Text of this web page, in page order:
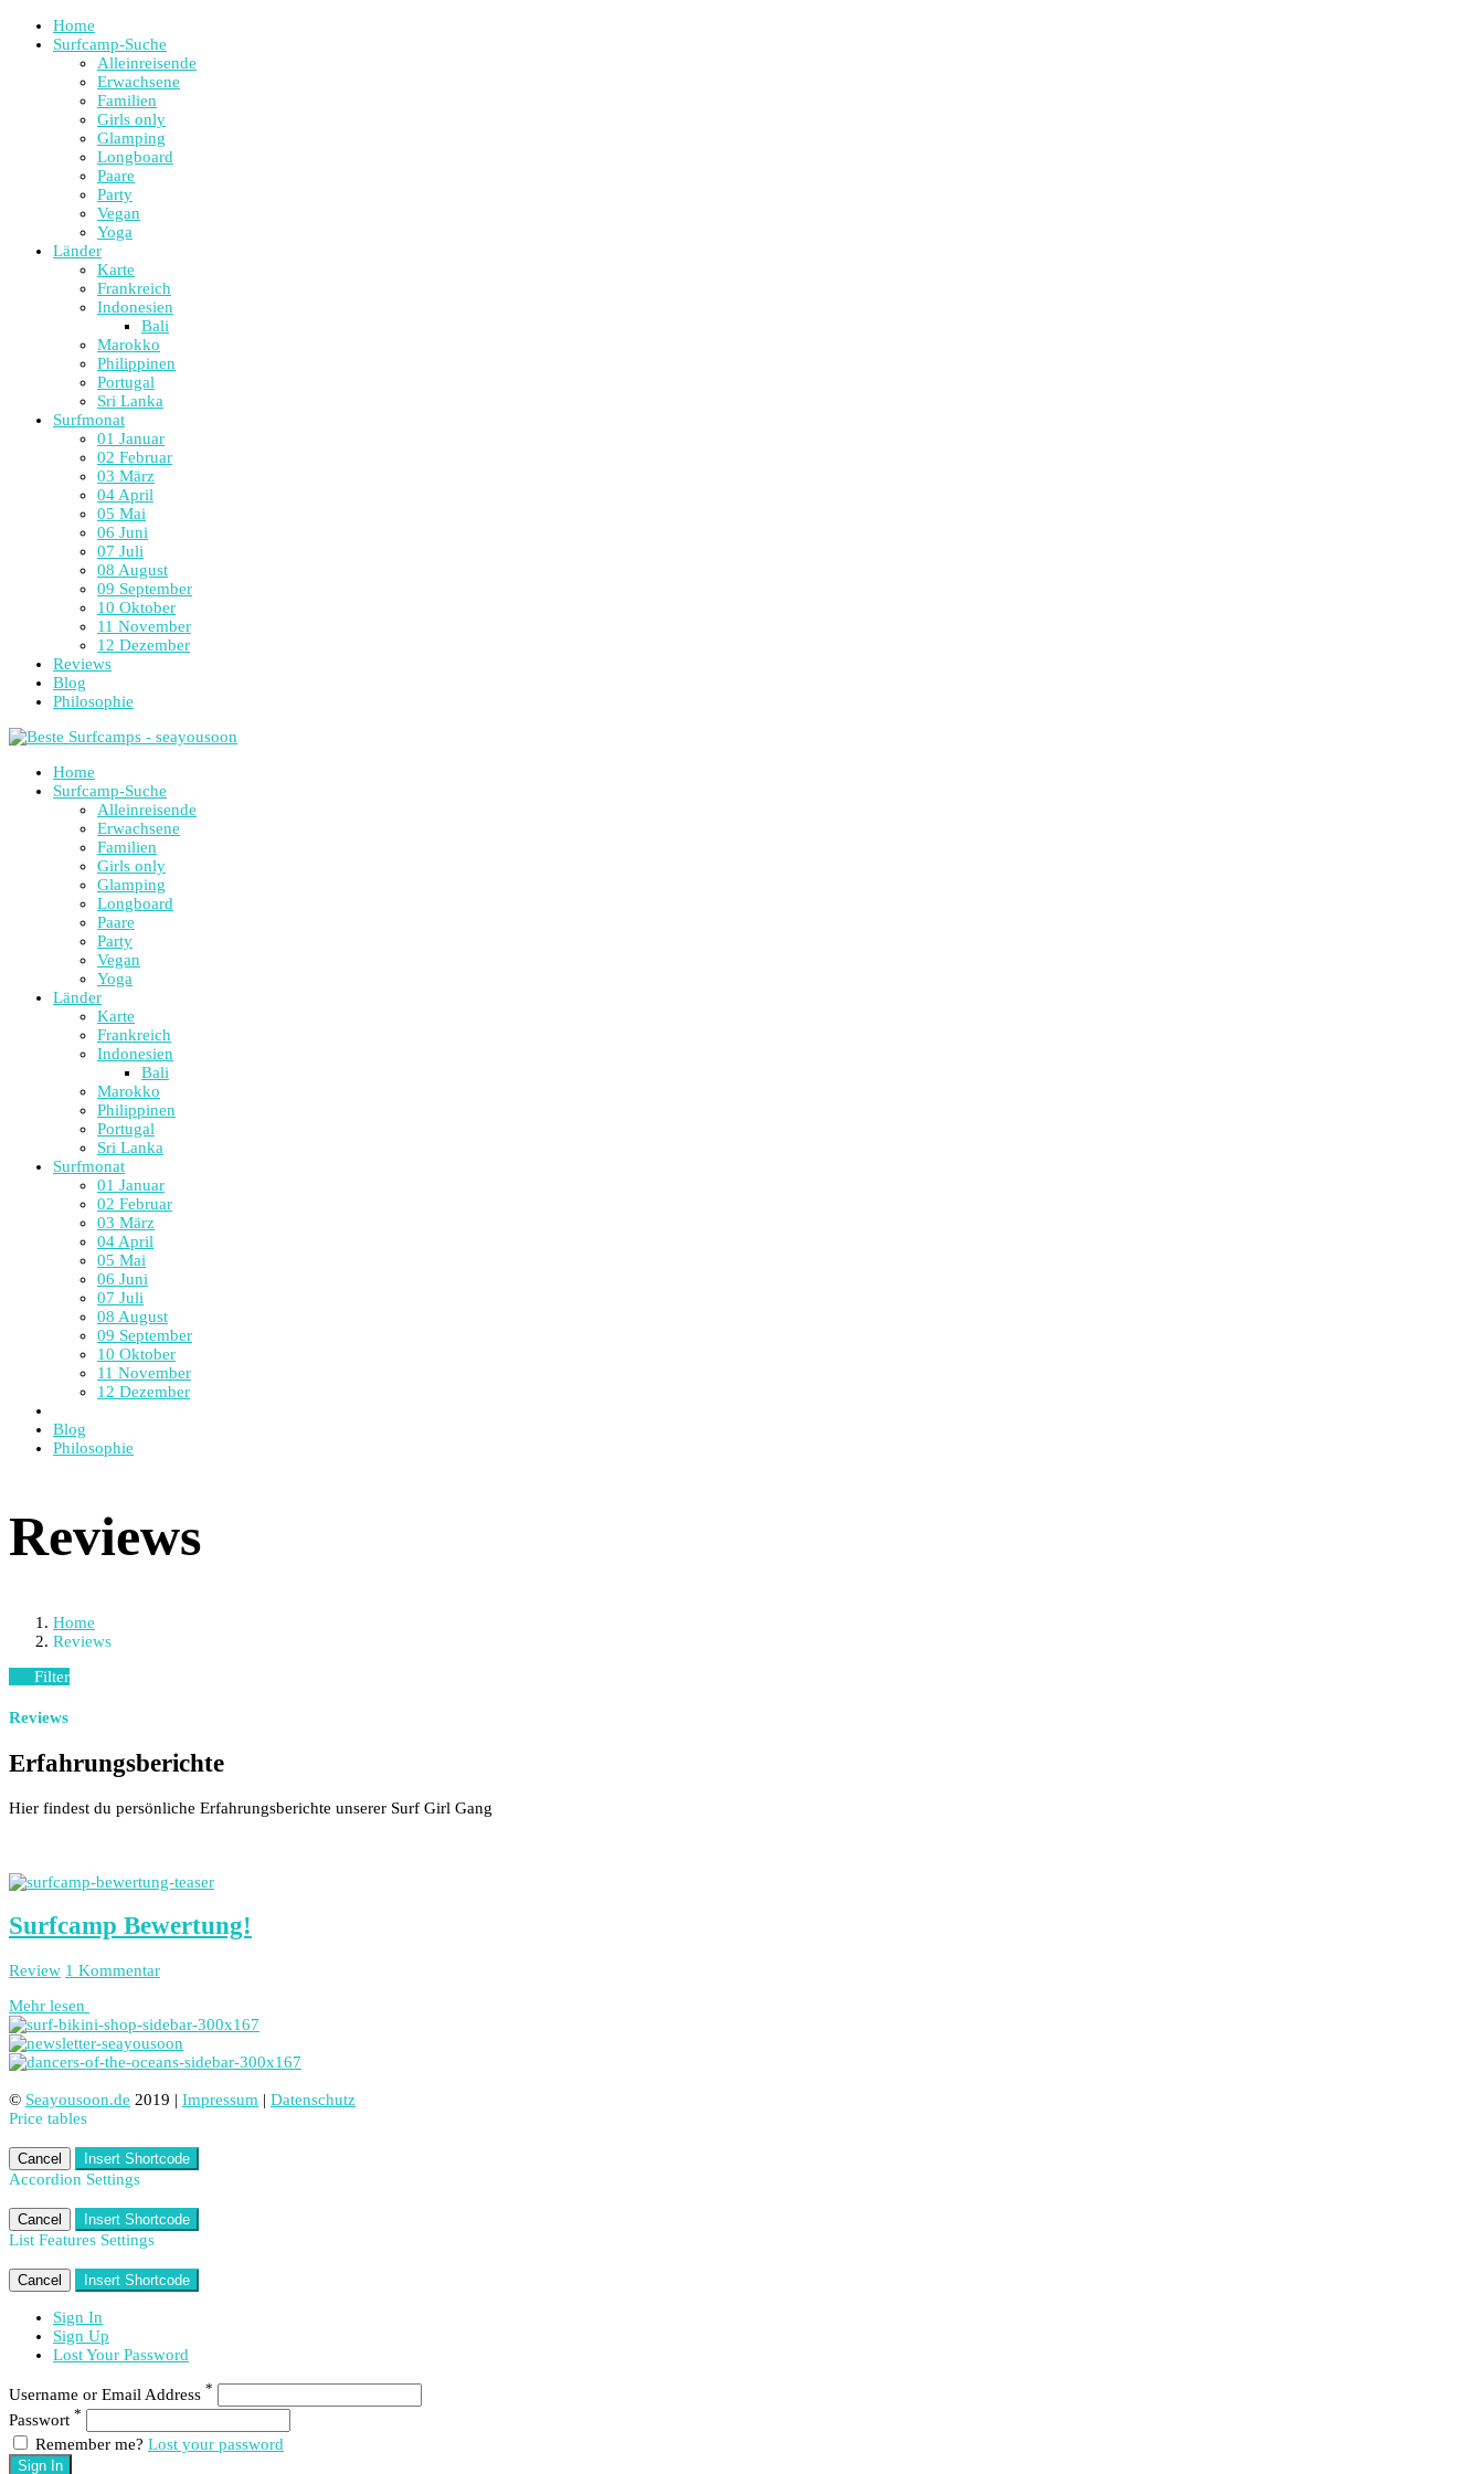
Home
Surfcamp-Suche
Alleinreisende
Erwachsene
Familien
Girls only
Glamping
Longboard
Paare
Party
Vegan
Yoga
Länder
Karte
Frankreich
Indonesien
Bali
Marokko
Philippinen
Portugal
Sri Lanka
Surfmonat
01 Januar
02 Februar
03 März
04 April
05 Mai
06 Juni
07 Juli
08 August
09 September
10 Oktober
11 November
12 Dezember
Reviews
Blog
Philosophie
Home
Surfcamp-Suche
Alleinreisende
Erwachsene
Familien
Girls only
Glamping
Longboard
Paare
Party
Vegan
Yoga
Länder
Karte
Frankreich
Indonesien
Bali
Marokko
Philippinen
Portugal
Sri Lanka
Surfmonat
01 Januar
02 Februar
03 März
04 April
05 Mai
06 Juni
07 Juli
08 August
09 September
10 Oktober
11 November
12 Dezember
Blog
Philosophie
Reviews
Home
Reviews
Filter
Reviews
Erfahrungsberichte
Hier findest du persönliche Erfahrungsberichte unserer Surf Girl Gang
Surfcamp Bewertung!
Review 1 Kommentar
Mehr lesen
© Seayousoon.de 2019 | Impressum | Datenschutz
Price tables
Cancel Insert Shortcode
Accordion Settings
Cancel Insert Shortcode
List Features Settings
Cancel Insert Shortcode
Sign In
Sign Up
Lost Your Password
Username or Email Address *
Passwort *
Remember me? Lost your password
Sign In